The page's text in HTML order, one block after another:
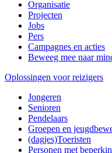
Organisatie
Projecten
Jobs
Pers
Campagnes en acties
Beweeg mee naar
Oplossingen voor reizigers
Jongeren
Senioren
Pendelaars
Groepen en
(dagjes)Toeristen
Personen met